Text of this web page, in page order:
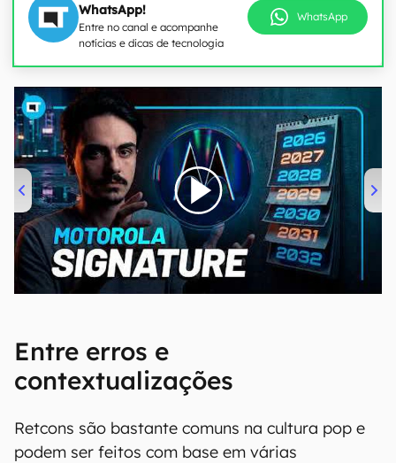
WhatsApp!
Entre no canal e acompanhe
notícias e dicas de tecnologia
WhatsApp
00:00/20:46
Entre erros e
contextualizações
Retcons são bastante comuns na cultura pop e
podem ser feitos com base em várias